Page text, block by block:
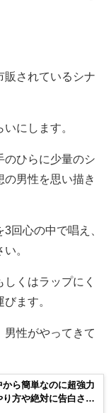
販されているシナ
にします。
のひらに少量のシ
男性を思い描き
回心の中で唱え、
。
くはラップにく
ます。
男性がやってきて
ら簡単なのに超強力
方や絶対に告白され